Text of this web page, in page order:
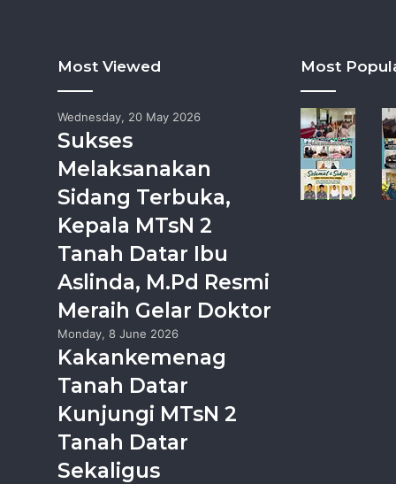
Most Viewed
Wednesday, 20 May 2026
Sukses
Melaksanakan
Sidang Terbuka,
Kepala MTsN 2
Tanah Datar Ibu
Aslinda, M.Pd Resmi
Meraih Gelar Doktor
Monday, 8 June 2026
Kakankemenag
Tanah Datar
Kunjungi MTsN 2
Tanah Datar
Sekaligus
Most